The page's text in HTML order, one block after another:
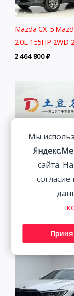
Mazda CX-5
2.0L 155HP 2WD
2 464 800₽
Skoda Kamiq
Мы
сайта.